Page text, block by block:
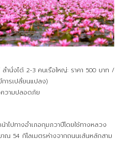
ลำนั่งได้ 2-3 คนเรือใหญ่: ราคา 500 บาท /
ารเปลี่ยนแปลง)
ความปลอดภัย
ไปทางอำเภอกุมภวาปีโดยใช้ทางหลวง
าณ 54 กิโลเมตรห่างจากถนนเส้นหลักสาม